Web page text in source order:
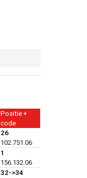
Positie +
code
26
102.751.06
1
156.132.06
32->34